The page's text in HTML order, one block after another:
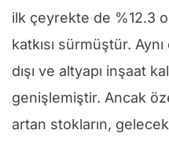
ilk çeyrekte de %12.3
katkısı sürmüştür.
dışı ve altyapı inşaat
genişlemiştir. Ancak
artan stokların,